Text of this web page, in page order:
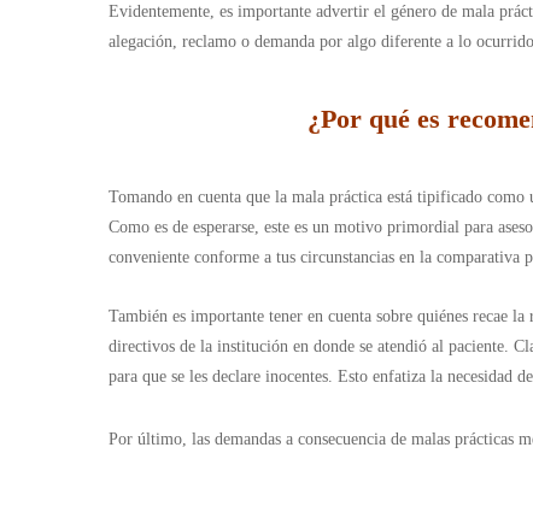
Evidentemente, es importante advertir el género de mala
alegación, reclamo o demanda por algo diferente a lo
¿Por qué es
Tomando en cuenta que la mala práctica está tipificado como
Como es de esperarse, este es un motivo primordial para
conveniente conforme a tus circunstancias en la comparativa
También es importante tener en cuenta sobre quiénes recae
directivos de la institución en donde se atendió al paciente.
para que se les declare inocentes. Esto enfatiza la necesidad
Por último, las demandas a consecuencia de malas prácticas